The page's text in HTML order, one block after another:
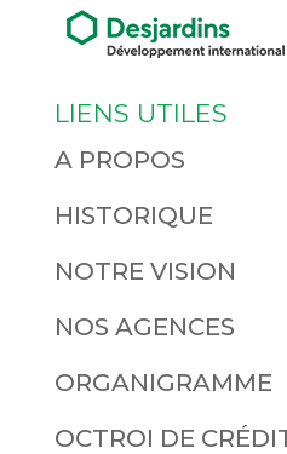
LIENS UTILES
A PROPOS
HISTORIQUE
NOTRE VISION
NOS AGENCES
ORGANIGRAMME
OCTROI DE